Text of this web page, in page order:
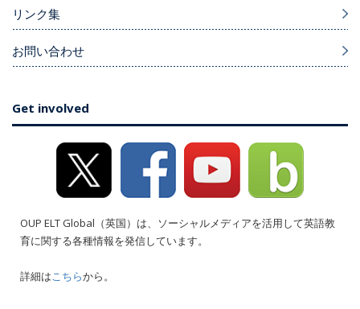
リンク集
お問い合わせ
Get involved
OUP ELT Global（英国）は、ソーシャルメディアを活用して英語教
育に関する各種情報を発信しています。
詳細はこちらから。